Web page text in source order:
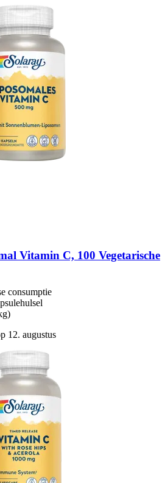
Vitamin C, 100 Vegetarische
consumptie
12. augustus